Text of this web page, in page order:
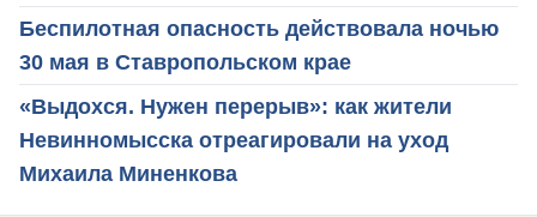
Беспилотная опасность действовала ночью
30 мая в Ставропольском крае
«Выдохся. Нужен перерыв»: как жители
Невинномысска отреагировали на уход
Михаила Миненкова